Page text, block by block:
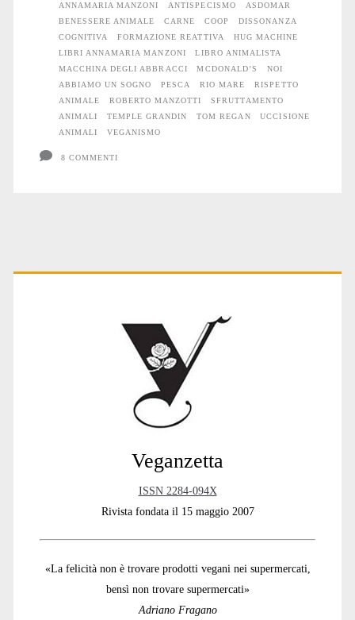
agli
Animali
ANNAMARIA MANZONI
ANTISPECISMO
ASDOMAR
BENESSERE ANIMALE
CARNE COOP
DISSONANZA
COGNITIVA
FORMAZIONE REATTIVA
HUG MACHINE
LIBRI ANNAMARIA MANZONI
LIBRO ANIMALISTA
MACCHINA DEGLI ABBRACCI
MCDONALD’S
NOI
ABBIAMO UN SOGNO
PESCA RIO MARE
RISPETTO
ANIMALE
ROBERTO MANZOTTI
SFRUTTAMENTO
ANIMALI
TEMPLE GRANDIN TOM REGAN
UCCISIONE
ANIMALI
VEGANISMO
8 COMMENTI
Primary
Veganzetta
ISSN 2284-094X
Rivista fondata il 15 maggio 2007
«La felicità non è trovare prodotti vegani nei supermercati,
bensì non trovare supermercati»
Adriano Fragano